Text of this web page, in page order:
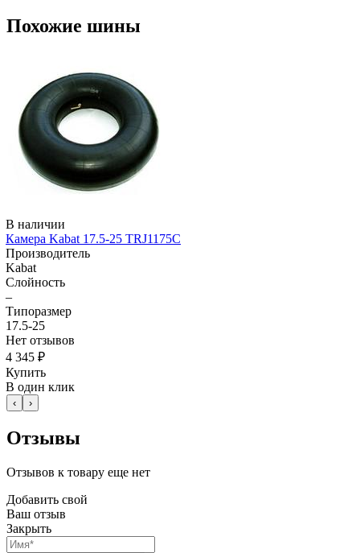
Похожие шины
В наличии
Камера Kabat 17.5-25 TRJ1175C
Производитель
Kabat
Слойность
–
Типоразмер
17.5-25
Нет отзывов
4 345 ₽
Купить
В один клик
‹ ›
Отзывы
Отзывов к товару еще нет
Добавить свой
Ваш отзыв
Закрыть